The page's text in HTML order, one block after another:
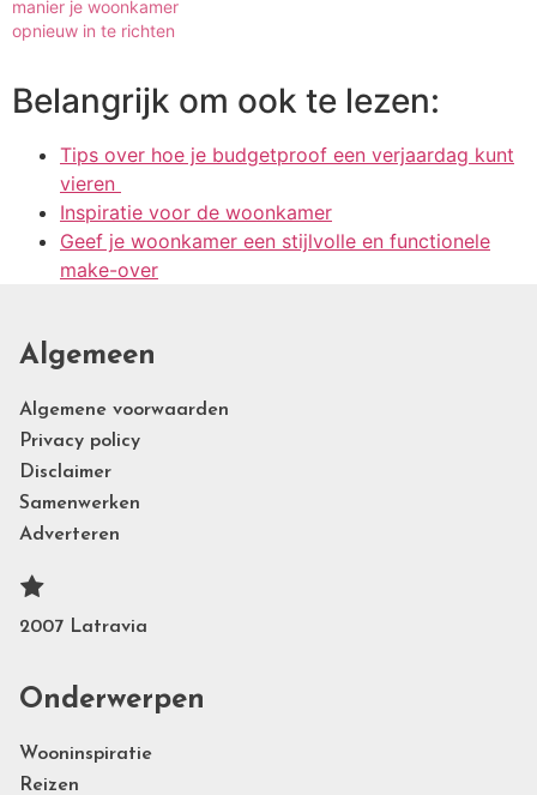
manier je woonkamer
opnieuw in te richten
Belangrijk om ook te lezen:
Tips over hoe je budgetproof een verjaardag kunt
vieren
Inspiratie voor de woonkamer
Geef je woonkamer een stijlvolle en functionele
make-over
Algemeen
Algemene voorwaarden
Privacy policy
Disclaimer
Samenwerken
Adverteren
2007 Latravia
Onderwerpen
Wooninspiratie
Reizen